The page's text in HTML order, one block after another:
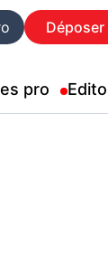
Déposer
pro Edito